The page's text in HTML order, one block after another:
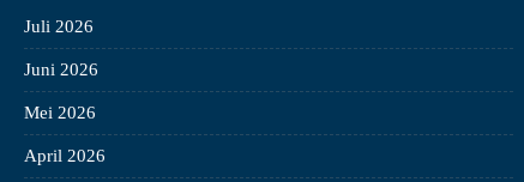
Juli 2026
Juni 2026
Mei 2026
April 2026